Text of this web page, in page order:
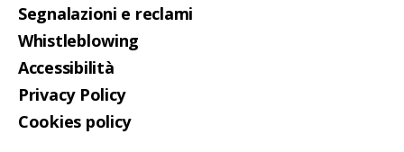
Segnalazioni e reclami
Whistleblowing
Accessibilità
Privacy Policy
Cookies policy